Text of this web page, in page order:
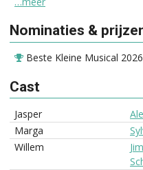
Nominaties &
Beste Kleine Musical
Cast
Jasper
Marga
Willem